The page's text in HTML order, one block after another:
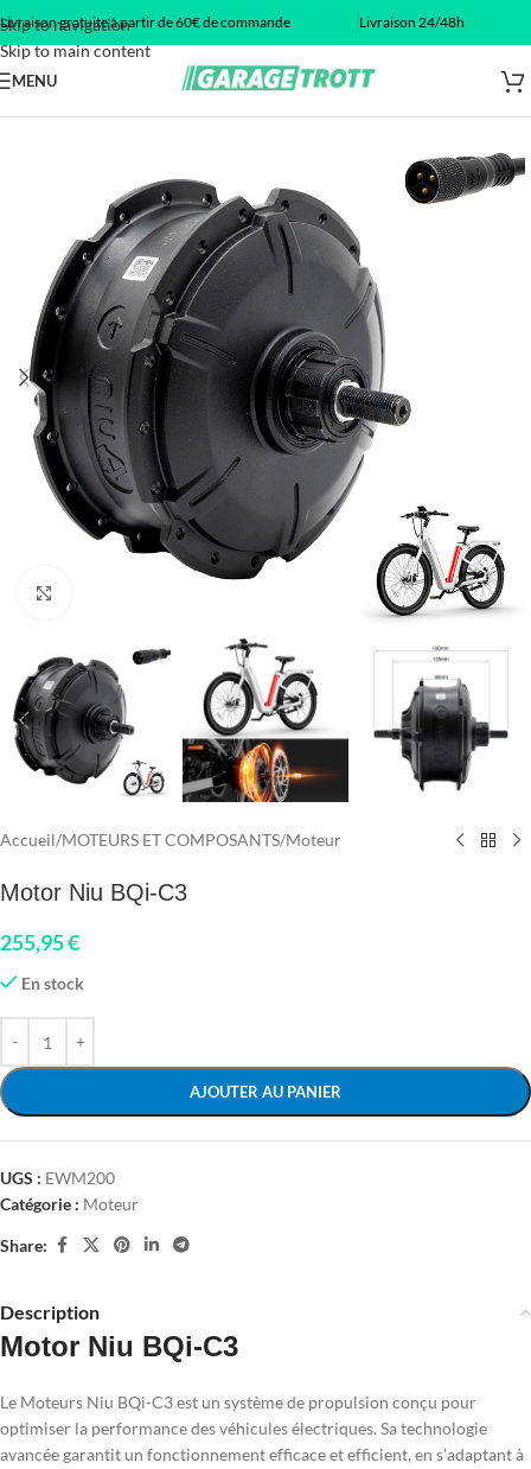
Skip to navigation
Skip to main content
Livraison gratuite à partir de 60€ de commande Livraison 24/48h
MENU
Accueil/MOTEURS ET COMPOSANTS/Moteur
Motor Niu BQi-C3
255,95€
En stock
AJOUTER AU PANIER
UGS : EWM200
Catégorie : Moteur
Share:
Description
Motor Niu BQi-C3
Le Moteurs Niu BQi-C3 est un système de propulsion conçu pour
optimiser la performance des véhicules électriques. Sa technologie
avancée garantit un fonctionnement efficace et efficient, en s'adaptant à